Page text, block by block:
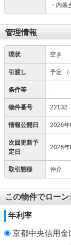
・内装
管理情報
現状 空き
引渡し 予定
条件等 －
物件番号 22132
情報公開日 2026年
次回更新予
定日
2026年
取引態様 仲介
この物件でロー
年利率
京都中央信用金